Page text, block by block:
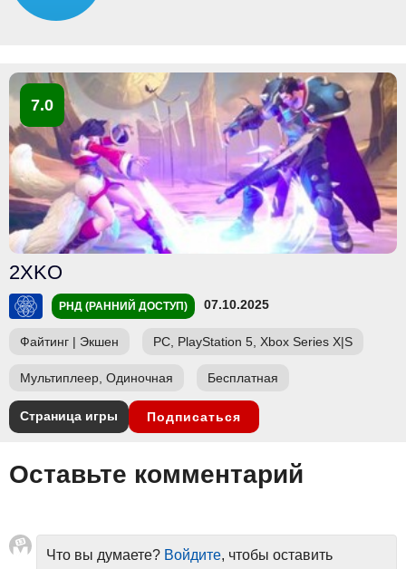
7.0
2XKO
РНД (РАННИЙ ДОСТУП) 07.10.2025
Файтинг | Экшен PC, PlayStation 5, Xbox Series X|S
Мультиплеер, Одиночная Бесплатная
Страница игры Подписаться
Оставьте комментарий
Что вы думаете? Войдите, чтобы оставить